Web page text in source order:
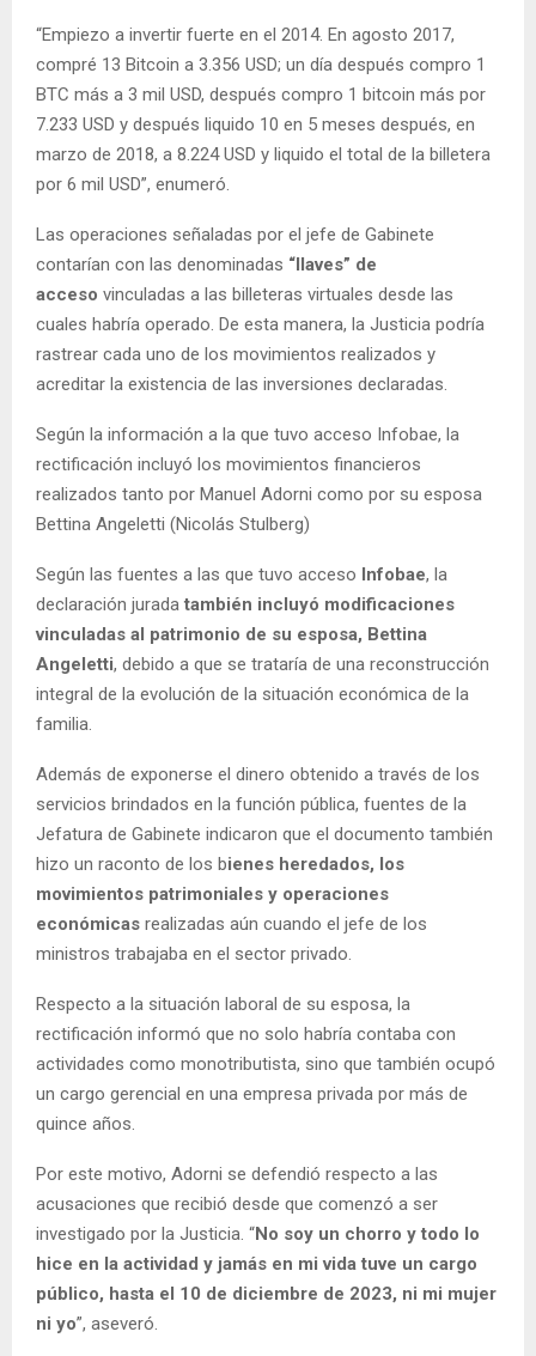
“Empiezo a invertir fuerte en el 2014. En agosto 2017,
compré 13 Bitcoin a 3.356 USD; un día después compro 1
BTC más a 3 mil USD, después compro 1 bitcoin más por
7.233 USD y después liquido 10 en 5 meses después, en
marzo de 2018, a 8.224 USD y liquido el total de la billetera
por 6 mil USD”, enumeró.
Las operaciones señaladas por el jefe de Gabinete
contarían con las denominadas “llaves” de
acceso vinculadas a las billeteras virtuales desde las
cuales habría operado. De esta manera, la Justicia podría
rastrear cada uno de los movimientos realizados y
acreditar la existencia de las inversiones declaradas.
Según la información a la que tuvo acceso Infobae, la
rectificación incluyó los movimientos financieros
realizados tanto por Manuel Adorni como por su esposa
Bettina Angeletti (Nicolás Stulberg)
Según las fuentes a las que tuvo acceso Infobae, la
declaración jurada también incluyó modificaciones
vinculadas al patrimonio de su esposa, Bettina
Angeletti, debido a que se trataría de una reconstrucción
integral de la evolución de la situación económica de la
familia.
Además de exponerse el dinero obtenido a través de los
servicios brindados en la función pública, fuentes de la
Jefatura de Gabinete indicaron que el documento también
hizo un raconto de los bienes heredados, los
movimientos patrimoniales y operaciones
económicas realizadas aún cuando el jefe de los
ministros trabajaba en el sector privado.
Respecto a la situación laboral de su esposa, la
rectificación informó que no solo habría contaba con
actividades como monotributista, sino que también ocupó
un cargo gerencial en una empresa privada por más de
quince años.
Por este motivo, Adorni se defendió respecto a las
acusaciones que recibió desde que comenzó a ser
investigado por la Justicia. “No soy un chorro y todo lo
hice en la actividad y jamás en mi vida tuve un cargo
público, hasta el 10 de diciembre de 2023, ni mi mujer
ni yo”, aseveró.